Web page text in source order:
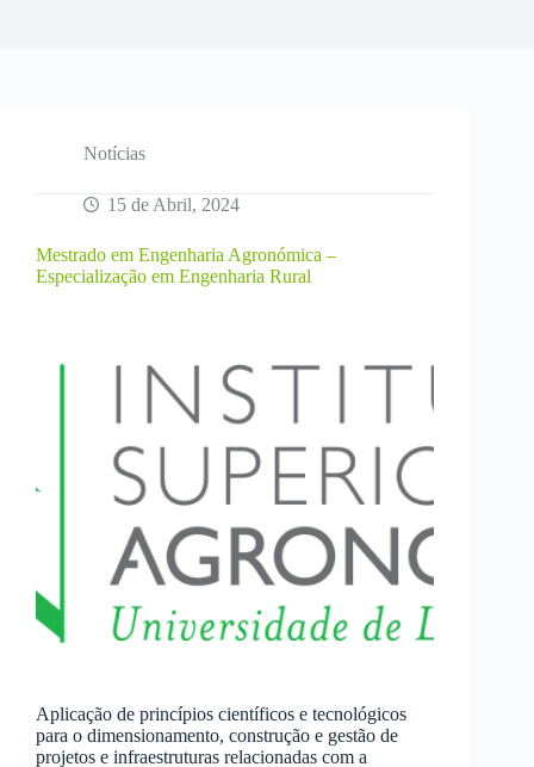
Notícias
15 de Abril, 2024
Mestrado em Engenharia Agronómica –
Especialização em Engenharia Rural
Aplicação de princípios científicos e tecnológicos
para o dimensionamento, construção e gestão de
projetos e infraestruturas relacionadas com a